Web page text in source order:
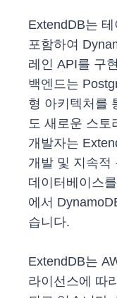
ExtendDB는
포함하여
레인 API를 구
백엔드는
형 아키텍처를
도 새로운 스토
개발자는
개발 및 지속적
데이터베이스
에서
습니다.
ExtendDB는
라이선스에 따